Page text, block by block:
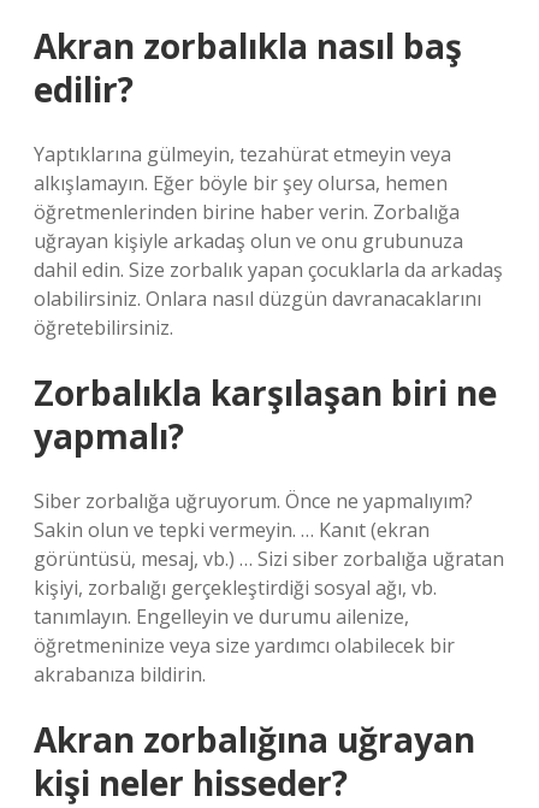
Akran zorbalıkla nasıl baş
edilir?
Yaptıklarına gülmeyin, tezahürat etmeyin veya
alkışlamayın. Eğer böyle bir şey olursa, hemen
öğretmenlerinden birine haber verin. Zorbalığa
uğrayan kişiyle arkadaş olun ve onu grubunuza
dahil edin. Size zorbalık yapan çocuklarla da arkadaş
olabilirsiniz. Onlara nasıl düzgün davranacaklarını
öğretebilirsiniz.
Zorbalıkla karşılaşan biri ne
yapmalı?
Siber zorbalığa uğruyorum. Önce ne yapmalıyım?
Sakin olun ve tepki vermeyin. … Kanıt (ekran
görüntüsü, mesaj, vb.) … Sizi siber zorbalığa uğratan
kişiyi, zorbalığı gerçekleştirdiği sosyal ağı, vb.
tanımlayın. Engelleyin ve durumu ailenize,
öğretmeninize veya size yardımcı olabilecek bir
akrabanıza bildirin.
Akran zorbalığına uğrayan
kişi neler hisseder?